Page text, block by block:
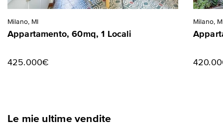
Milano, MI
Appartamento, 60mq, 1 Locali
425.000€
Milano,
Le mie ultime vendite